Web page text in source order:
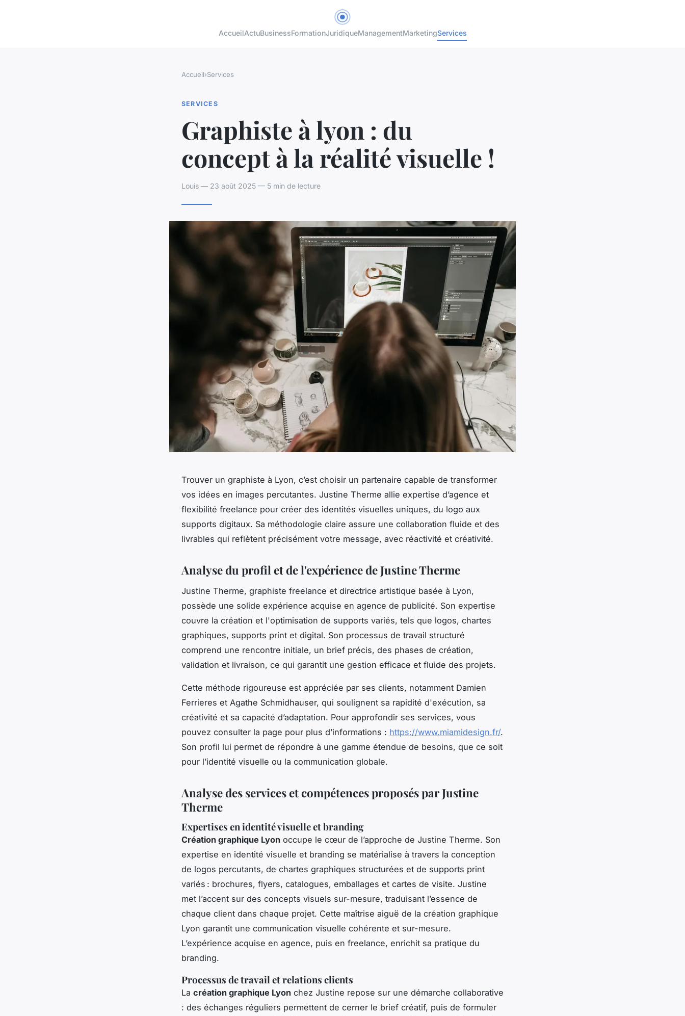
AccueilActuBusinessFormationJuridiqueManagementMarketingServices
Accueil›Services
SERVICES
Graphiste à lyon : du
concept à la réalité visuelle !
Louis — 23 août 2025 — 5 min de lecture
Trouver un graphiste à Lyon, c’est choisir un partenaire capable de transformer
vos idées en images percutantes. Justine Therme allie expertise d’agence et
flexibilité freelance pour créer des identités visuelles uniques, du logo aux
supports digitaux. Sa méthodologie claire assure une collaboration fluide et des
livrables qui reflètent précisément votre message, avec réactivité et créativité.
Analyse du profil et de l'expérience de Justine Therme
Justine Therme, graphiste freelance et directrice artistique basée à Lyon,
possède une solide expérience acquise en agence de publicité. Son expertise
couvre la création et l'optimisation de supports variés, tels que logos, chartes
graphiques, supports print et digital. Son processus de travail structuré
comprend une rencontre initiale, un brief précis, des phases de création,
validation et livraison, ce qui garantit une gestion efficace et fluide des projets.
Cette méthode rigoureuse est appréciée par ses clients, notamment Damien
Ferrieres et Agathe Schmidhauser, qui soulignent sa rapidité d'exécution, sa
créativité et sa capacité d’adaptation. Pour approfondir ses services, vous
pouvez consulter la page pour plus d’informations : https://www.miamidesign.fr/.
Son profil lui permet de répondre à une gamme étendue de besoins, que ce soit
pour l’identité visuelle ou la communication globale.
Analyse des services et compétences proposés par Justine
Therme
Expertises en identité visuelle et branding
Création graphique Lyon occupe le cœur de l’approche de Justine Therme. Son
expertise en identité visuelle et branding se matérialise à travers la conception
de logos percutants, de chartes graphiques structurées et de supports print
variés : brochures, flyers, catalogues, emballages et cartes de visite. Justine
met l’accent sur des concepts visuels sur-mesure, traduisant l’essence de
chaque client dans chaque projet. Cette maîtrise aiguë de la création graphique
Lyon garantit une communication visuelle cohérente et sur-mesure.
L’expérience acquise en agence, puis en freelance, enrichit sa pratique du
branding.
Processus de travail et relations clients
La création graphique Lyon chez Justine repose sur une démarche collaborative
: des échanges réguliers permettent de cerner le brief créatif, puis de formuler